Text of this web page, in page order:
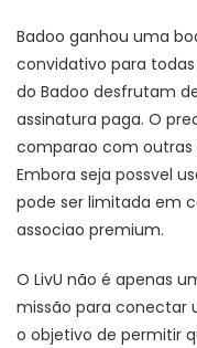
Badoo ganhou uma
convidativo para
do Badoo desfrutam
assinatura paga. O
comparao com outras
Embora seja possvel
pode ser limitada em
associao premium.
O LivU não é apenas
missão para conectar
o objetivo de permitir